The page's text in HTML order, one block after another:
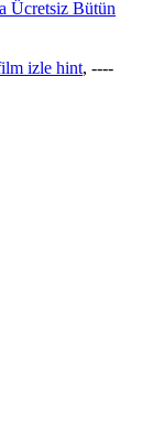
Ücretsiz Bütün
izle hint, ----